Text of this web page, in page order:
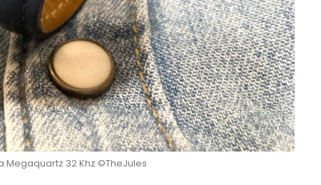
Megaquartz 32 Khz ©TheJules